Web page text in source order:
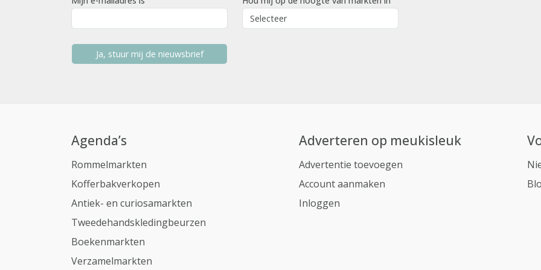
Ja, stuur mij de nieuwsbrief
Agenda’s
Rommelmarkten
Kofferbakverkopen
Antiek- en curiosamarkten
Tweedehandskledingbeurzen
Boekenmarkten
Verzamelmarkten
Adverteren op meukisleuk
Advertentie toevoegen
Account aanmaken
Inloggen